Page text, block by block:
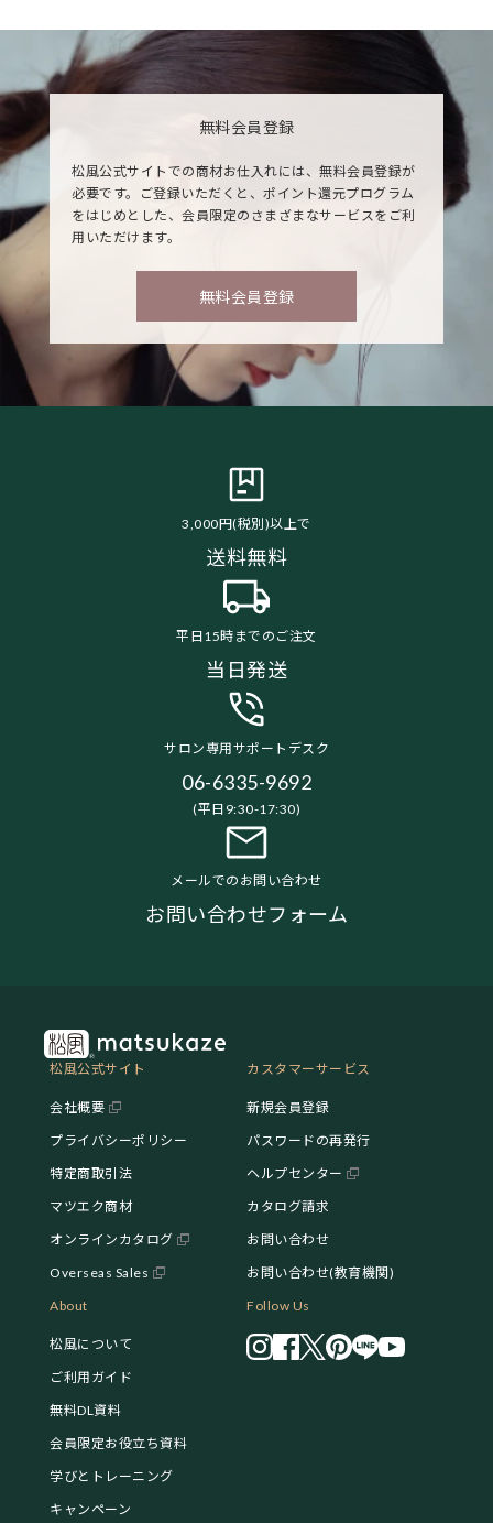
無料会員登録
松風公式サイトでの商材お仕入れには、無料会員登録が
必要です。ご登録いただくと、ポイント還元プログラム
をはじめとした、会員限定のさまざまなサービスをご利
用いただけます。
無料会員登録
3,000円(税別)以上で
送料無料
平日15時までのご注文
当日発送
サロン専用サポートデスク
06-6335-9692
(平日9:30-17:30)
メールでのお問い合わせ
お問い合わせフォーム
松風公式サイト
会社概要
プライバシーポリシー
特定商取引法
マツエク商材
オンラインカタログ
Overseas Sales
カスタマーサービス
新規会員登録
パスワードの再発行
ヘルプセンター
カタログ請求
お問い合わせ
お問い合わせ(教育機関)
About
松風について
ご利用ガイド
無料DL資料
会員限定お役立ち資料
学びとトレーニング
キャンペーン
Follow Us